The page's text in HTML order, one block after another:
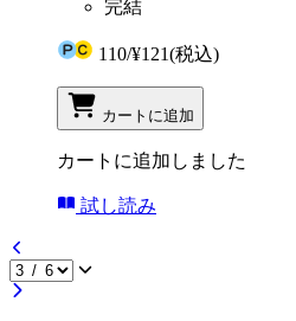
完結
110/¥121(税込)
カートに追加
カートに追加しました
試し読み